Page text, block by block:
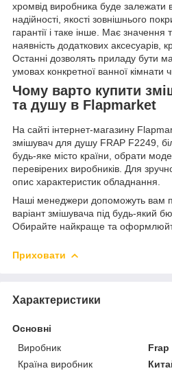
хромвід виробника буде залежати
надійності, якості зовнішнього
гарантії і таке інше. Має
наявність додаткових аксесуарів,
Останні дозволять приладу бути
умовах конкретної ванної кімнати
Чому варто купити
та душу в Flapmarket
На сайті інтернет-магазину
змішувач для душу FRAP F2249,
будь-яке місто країни, обрати
перевірених виробників. Для
опис характеристик обладнання.
Наші менеджери допоможуть вам
варіант змішувача під будь-який
Обирайте найкраще та
Приховати
Характеристики
Основні
Виробник
Frap
Країна виробник